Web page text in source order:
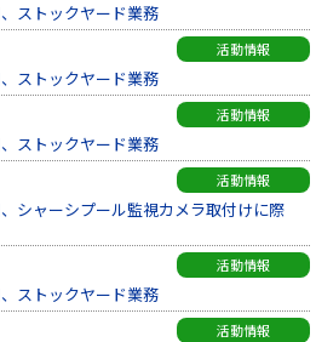
ストックヤード業務
活動情報
ストックヤード業務
活動情報
ストックヤード業務
活動情報
シャーシプール監視カメラ取付けに際
活動情報
ストックヤード業務
活動情報